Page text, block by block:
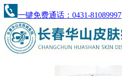
一键免费通话：0431-81089997